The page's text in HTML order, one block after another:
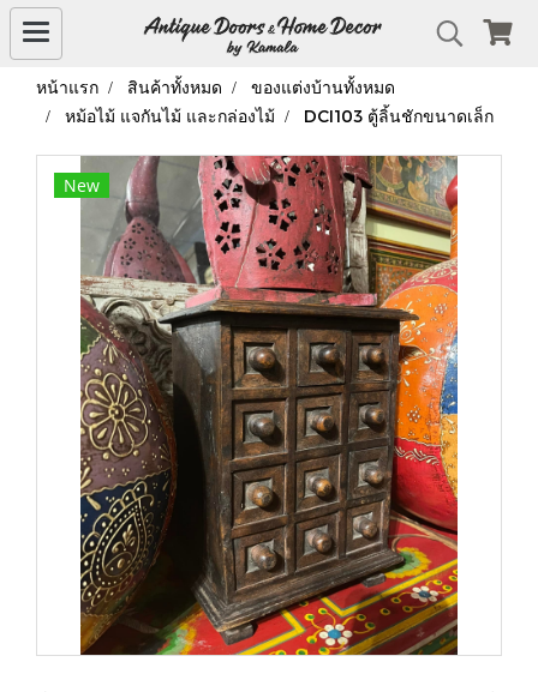
หน้าแรก สินค้าทั้งหมด
ของแต่งบ้านทั้งหมด
หม้อไม้ แจกันไม้ และกล่องไม้
DCI103 ตู้ลิ้นชักขนาดเล็ก
New